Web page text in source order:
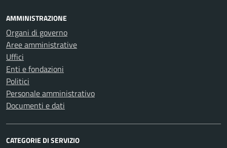
AMMINISTRAZIONE
Organi di governo
Aree amministrative
Uffici
Enti e fondazioni
Politici
Personale amministrativo
Documenti e dati
CATEGORIE DI SERVIZIO